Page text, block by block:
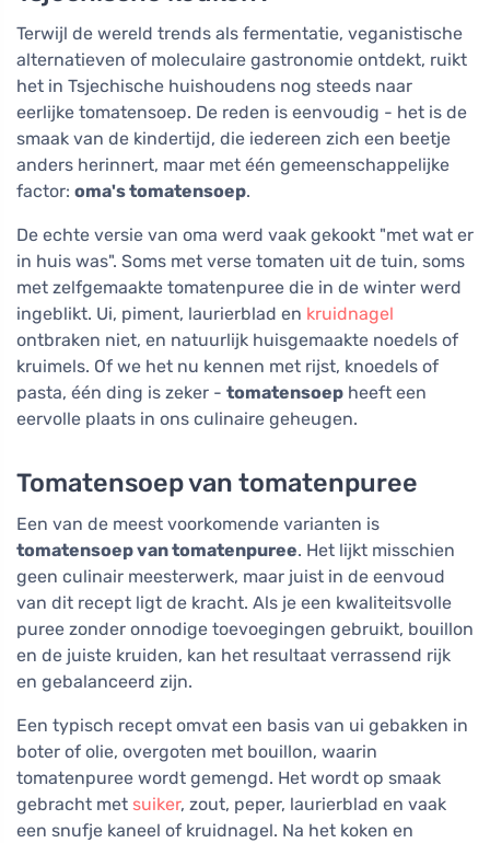
Terwijl de wereld trends als fermentatie, veganistische
alternatieven of moleculaire gastronomie ontdekt, ruikt
het in Tsjechische huishoudens nog steeds naar
eerlijke tomatensoep. De reden is eenvoudig - het is de
smaak van de kindertijd, die iedereen zich een beetje
anders herinnert, maar met één gemeenschappelijke
factor: oma's tomatensoep.
De echte versie van oma werd vaak gekookt "met wat er
in huis was". Soms met verse tomaten uit de tuin, soms
met zelfgemaakte tomatenpuree die in de winter werd
ingeblikt. Ui, piment, laurierblad en kruidnagel
ontbraken niet, en natuurlijk huisgemaakte noedels of
kruimels. Of we het nu kennen met rijst, knoedels of
pasta, één ding is zeker - tomatensoep heeft een
eervolle plaats in ons culinaire geheugen.
Tomatensoep van tomatenpuree
Een van de meest voorkomende varianten is
tomatensoep van tomatenpuree. Het lijkt misschien
geen culinair meesterwerk, maar juist in de eenvoud
van dit recept ligt de kracht. Als je een kwaliteitsvolle
puree zonder onnodige toevoegingen gebruikt, bouillon
en de juiste kruiden, kan het resultaat verrassend rijk
en gebalanceerd zijn.
Een typisch recept omvat een basis van ui gebakken in
boter of olie, overgoten met bouillon, waarin
tomatenpuree wordt gemengd. Het wordt op smaak
gebracht met suiker, zout, peper, laurierblad en vaak
een snufje kaneel of kruidnagel. Na het koken en